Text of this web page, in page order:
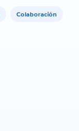
Colaboración